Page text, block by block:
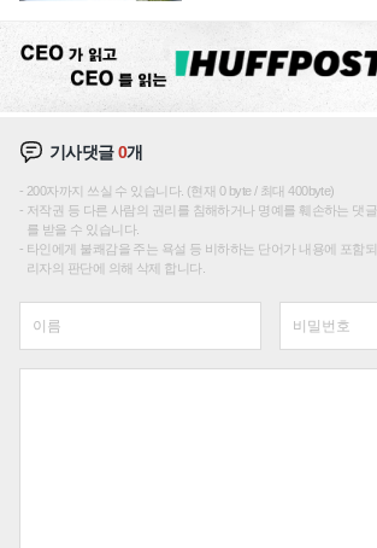
기사댓글0개
200자까지 쓰실 수 있습니다. (현재 0 byte / 최대 400byte)
저작권 등 다른 사람의 권리를 침해하거나 명예를 훼손하는 댓
를 받을 수 있습니다.
타인에게 불쾌감을 주는 욕설 등 비하하는 단어가 내용에 포함
리자의 판단에 의해 삭제 합니다.